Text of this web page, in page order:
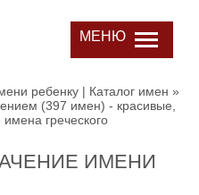
МЕНЮ
ребенку | Каталог имен »
(397 имен) - красивые,
греческого
ИМЕНИ